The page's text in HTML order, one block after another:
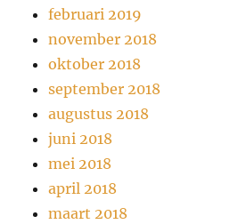
februari 2019
november 2018
oktober 2018
september 2018
augustus 2018
juni 2018
mei 2018
april 2018
maart 2018